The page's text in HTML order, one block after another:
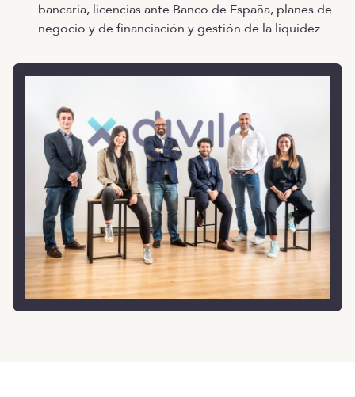
bancaria, licencias ante Banco de España, planes de
negocio y de financiación y gestión de la liquidez.